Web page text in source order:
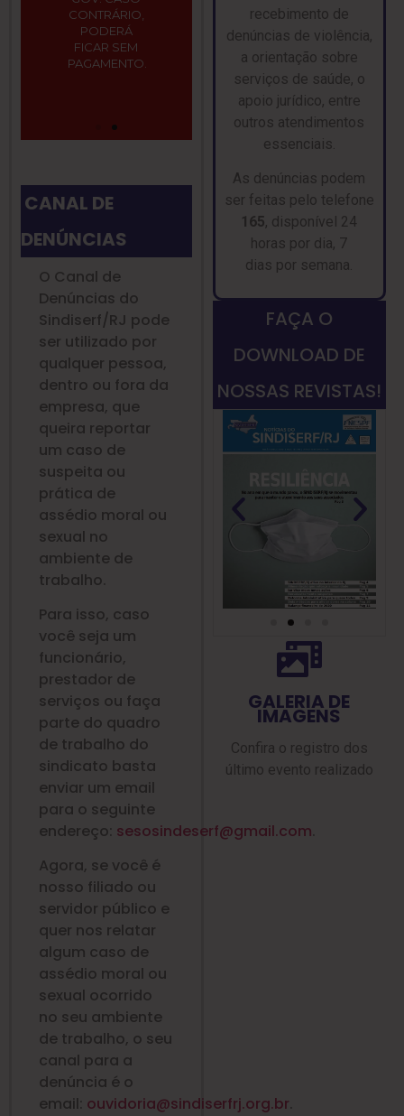
CONTRÁRIO,
PODERÁ
FICAR SEM
PAGAMENTO.
processo.
CLIQUE
AQUI
CANAL DE
DENÚNCIAS
O Canal de
Denúncias do
Sindiserf/RJ pode
ser utilizado por
qualquer pessoa,
dentro ou fora da
empresa, que
queira reportar
um caso de
suspeita ou
prática de
assédio moral ou
sexual no
ambiente de
trabalho.
Para isso, caso
você seja um
funcionário,
prestador de
serviços ou faça
parte do quadro
de trabalho do
sindicato basta
enviar um email
para o seguinte
endereço: sesosindeserf@gmail.com
Agora, se você é
nosso filiado ou
servidor público e
quer nos relatar
algum caso de
assédio moral ou
sexual ocorrido
no seu ambiente
de trabalho, o seu
canal para a
denúncia é o
email: ouvidoria@sindiserfrj.org.br
recebimento de
denúncias de violência,
a orientação sobre
serviços de saúde, o
apoio jurídico, entre
outros atendimentos
essenciais.
As denúncias podem
ser feitas pelo telefone
165, disponível 24
horas por dia, 7
dias por semana.
FAÇA O
DOWNLOAD DE
NOSSAS REVISTAS!
GALERIA DE
IMAGENS
Confira o registro dos
último evento realizado